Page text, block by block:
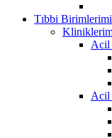
Tıbbi
Acil
Acil